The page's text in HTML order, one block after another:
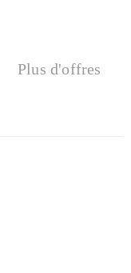
Plus d'offres